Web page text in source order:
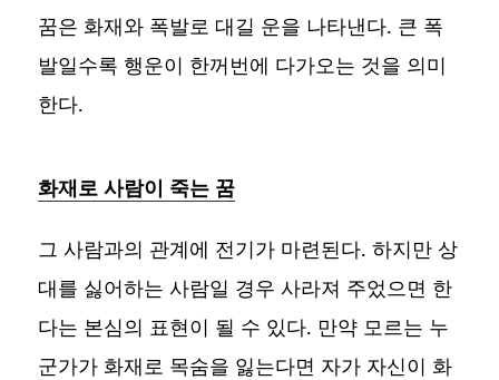
꿈은 화재와 폭발로 대길 운을 나타낸다. 큰 폭
발일수록 행운이 한꺼번에 다가오는 것을 의미
한다.
화재로 사람이 죽는 꿈
그 사람과의 관계에 전기가 마련된다. 하지만 상
대를 싫어하는 사람일 경우 사라져 주었으면 한
다는 본심의 표현이 될 수 있다. 만약 모르는 누
군가가 화재로 목숨을 잃는다면 자가 자신이 화